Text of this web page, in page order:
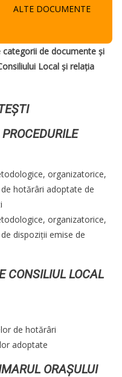
ALTE DOCUMENTE
de documente și
Local și relația
organizatorice,
hotărâri adoptate de
organizatorice,
dispoziții emise de
CONSILIUL LOCAL
de hotărâri
adoptate
ORAȘULUI